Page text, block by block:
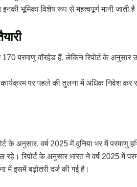
भूमिका विशेष रूप से महत्वपूर्ण मानी जाती
परमाणु वॉरहेड हैं, लेकिन रिपोर्ट के
कार्यक्रम पर पहले की तुलना में अधिक निवेश
के अनुसार, वर्ष 2025 में दुनिया भर में
रिपोर्ट के अनुसार भारत ने वर्ष 2025 में
में इसमें बढ़ोतरी दर्ज की गई है।